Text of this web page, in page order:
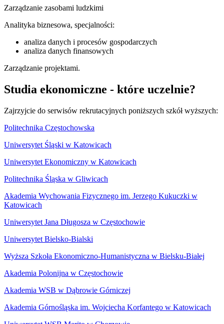
Zarządzanie zasobami ludzkimi
Analityka biznesowa, specjalności:
analiza danych i procesów gospodarczych
analiza danych finansowych
Zarządzanie projektami.
Studia ekonomiczne - które uczelnie?
Zajrzyjcie do serwisów rekrutacyjnych poniższych szkół wyższych:
Politechnika Częstochowska
Uniwersytet Śląski w Katowicach
Uniwersytet Ekonomiczny w Katowicach
Politechnika Śląska w Gliwicach
Akademia Wychowania Fizycznego im. Jerzego Kukuczki w
Katowicach
Uniwersytet Jana Długosza w Częstochowie
Uniwersytet Bielsko-Bialski
Wyższa Szkoła Ekonomiczno-Humanistyczna w Bielsku-Białej
Akademia Polonijna w Częstochowie
Akademia WSB w Dąbrowie Górniczej
Akademia Górnośląska im. Wojciecha Korfantego w Katowicach